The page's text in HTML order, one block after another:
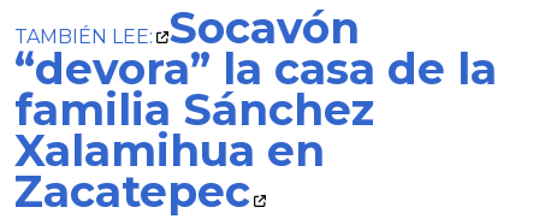
TAMBIÉN LEE: Socavón
“devora” la casa de la
familia Sánchez
Xalamihua en
Zacatepec